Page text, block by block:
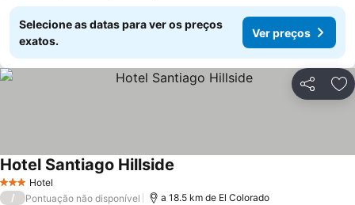
Selecione as datas para ver os preços
exatos.
Ver preços
Partilhar
3 EstrelasHotel
Hotel Santiago Hillside
/ Pontuação não disponível a 18.5 km de El Colorado